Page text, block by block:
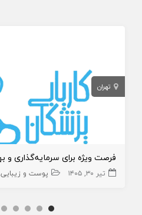
تهران
تیر ۳۰, ۱۴۰۵ پوست و زیبایی